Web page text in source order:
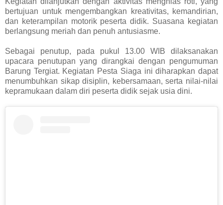
bertujuan untuk mengembangkan kreativitas, kemandirian,
dan keterampilan motorik peserta didik. Suasana kegiatan
berlangsung meriah dan penuh antusiasme.
Sebagai penutup, pada pukul 13.00 WIB dilaksanakan
upacara penutupan yang dirangkai dengan pengumuman
Barung Tergiat. Kegiatan Pesta Siaga ini diharapkan dapat
menumbuhkan sikap disiplin, kebersamaan, serta nilai-nilai
kepramukaan dalam diri peserta didik sejak usia dini.